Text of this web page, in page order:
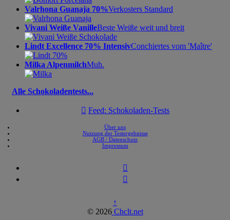
Valrhona Guanaja 70%Verkosters Standard
Vivani Weiße VanilleBeste Weiße weit und breit
Lindt Excellence 70% IntensivConchiertes vom 'Maître'
Milka AlpenmilchMuh.
Alle Schokoladentests...
 Feed: Schokoladen-Tests
Über uns
Nutzung der Testergebnisse
AGB / Datenschutz
Impressum


↑
© 2026Chclt.net